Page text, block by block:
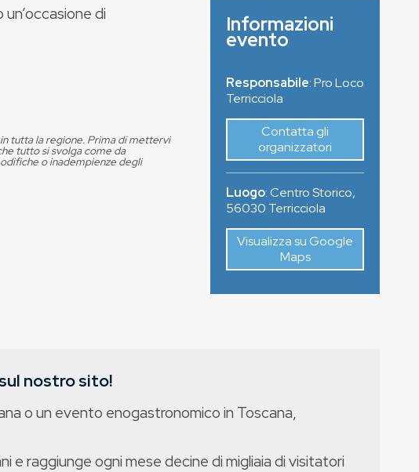
di
tutta la regione. Prima di mettervi
tutto si svolga come da
o inadempienze degli
Informazioni
evento
Responsabile: Pro Loco
Terricciola
Contatta gli
organizzatori
Luogo:Centro Storico,
56030 Terricciola
Visualizza su Google
Maps
nostro sito!
o un evento enogastronomico in Toscana,
raggiunge ogni mese decine di migliaia di visitatori